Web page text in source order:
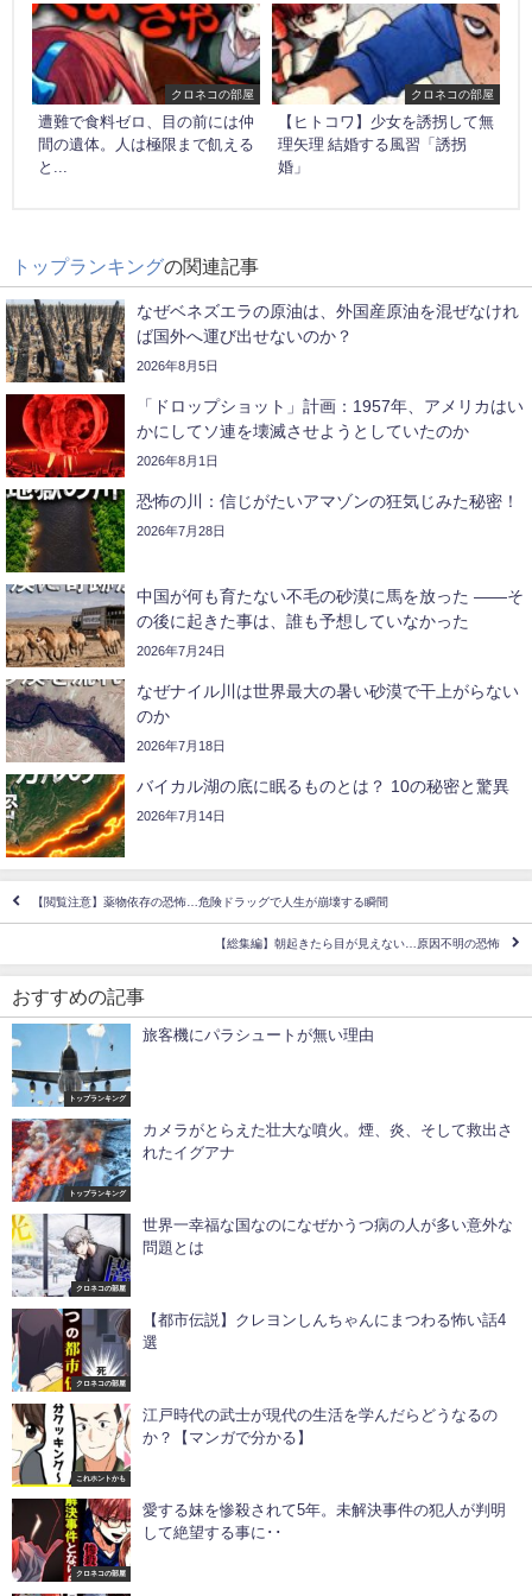
クロネコの部屋
遭難で食料ゼロ、目の前には仲
間の遺体。人は極限まで飢える
と...
クロネコの部屋
【ヒトコワ】少女を誘拐して無
理矢理 結婚する風習「誘拐
婚」
トップランキングの関連記事
なぜベネズエラの原油は、外国産原油を混ぜなけれ
ば国外へ運び出せないのか？
2026年8月5日
「ドロップショット」計画：1957年、アメリカはい
かにしてソ連を壊滅させようとしていたのか
2026年8月1日
恐怖の川：信じがたいアマゾンの狂気じみた秘密！
2026年7月28日
中国が何も育たない不毛の砂漠に馬を放った ――そ
の後に起きた事は、誰も予想していなかった
2026年7月24日
なぜナイル川は世界最大の暑い砂漠で干上がらない
のか
2026年7月18日
バイカル湖の底に眠るものとは？ 10の秘密と驚異
2026年7月14日
【閲覧注意】薬物依存の恐怖…危険ドラッグで人生が崩壊する瞬間
【総集編】朝起きたら目が見えない…原因不明の恐怖
おすすめの記事
トップランキング
旅客機にパラシュートが無い理由
トップランキング
カメラがとらえた壮大な噴火。煙、炎、そして救出さ
れたイグアナ
クロネコの部屋
世界一幸福な国なのになぜかうつ病の人が多い意外な
問題とは
クロネコの部屋
【都市伝説】クレヨンしんちゃんにまつわる怖い話4
選
これホントかも
江戸時代の武士が現代の生活を学んだらどうなるの
か？【マンガで分かる】
クロネコの部屋
愛する妹を惨殺されて5年。未解決事件の犯人が判明
して絶望する事に･･